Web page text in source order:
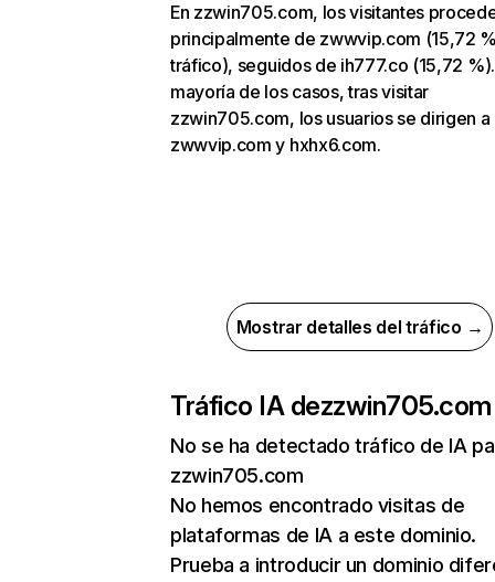
En zzwin705.com, los visitantes
principalmente de zwwvip.com (15,72
tráfico), seguidos de ih777.co (15,72 %).
mayoría de los casos, tras visitar
zzwin705.com, los usuarios se dirigen a
zwwvip.com y hxhx6.com.
Mostrar detalles del tráfico →
Tráfico IA dezzwin705.com
No se ha detectado tráfico de IA
zzwin705.com
No hemos encontrado visitas de
plataformas de IA a este dominio.
Prueba a introducir un dominio